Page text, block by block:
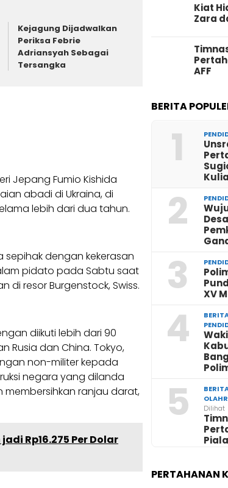
Kejagung Dijadwalkan
Periksa Febrie
Adriansyah Sebagai
Tersangka
Jepang Fumio Kishida
abadi di Ukraina, di
lebih dari dua tahun.
dengan kekerasan
pidato pada Sabtu saat
di resor Burgenstock, Swiss.
diikuti lebih dari 90
Rusia dan China. Tokyo,
non-militer kepada
negara yang dilanda
ranjau darat,
Rp16.275 Per Dolar
Kiat
Zara
AFF
BERITA
1
2
3
XV
4
5
Dilihat
PERTAHANAN